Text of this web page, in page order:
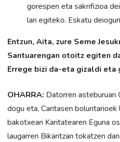
gorespen eta sakrifizioa
lan egiteko. Eskatu deiogun
Entzun, Aita, zure Seme
Santuarengan otoitz egiten
Errege bizi da-eta gizaldi eta
OHARRA: Datorren asteburuan
dogu eta, Caritasen boluntarioek
bakotxean Karitatearen Eguna
laugarren Bikaritzan tokatzen